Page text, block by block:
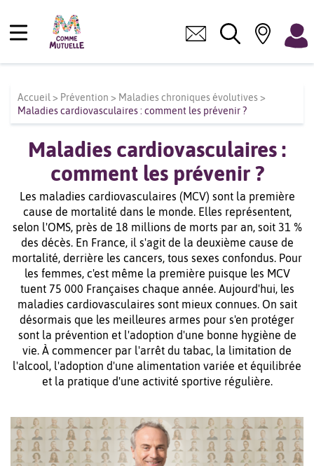
Accueil > Prévention > Maladies chroniques évolutives>
Maladies cardiovasculaires : comment les prévenir ?
Maladies cardiovasculaires :
comment les prévenir ?
Les maladies cardiovasculaires (MCV) sont la première
cause de mortalité dans le monde. Elles représentent,
selon l'OMS, près de 18 millions de morts par an, soit 31 %
des décès. En France, il s'agit de la deuxième cause de
mortalité, derrière les cancers, tous sexes confondus. Pour
les femmes, c'est même la première puisque les MCV
tuent 75 000 Françaises chaque année. Aujourd'hui, les
maladies cardiovasculaires sont mieux connues. On sait
désormais que les meilleures armes pour s'en protéger
sont la prévention et l'adoption d'une bonne hygiène de
vie. À commencer par l'arrêt du tabac, la limitation de
l'alcool, l'adoption d'une alimentation variée et équilibrée
et la pratique d'une activité sportive régulière.